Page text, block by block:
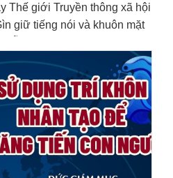
Thế giới Truyền thông xã hội
giữ tiếng nói và khuôn mặt